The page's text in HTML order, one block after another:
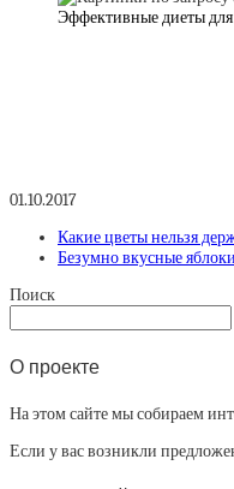
Эффективные диеты для
01.10.2017
Какие цветы нельзя
Безумно вкусные
Поиск
О проекте
На этом сайте мы собираем
Если у вас возникли